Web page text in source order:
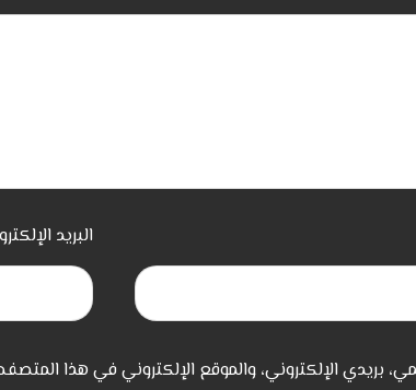
البريد
بريدي الإلكتروني، والموقع الإلكتروني في هذا